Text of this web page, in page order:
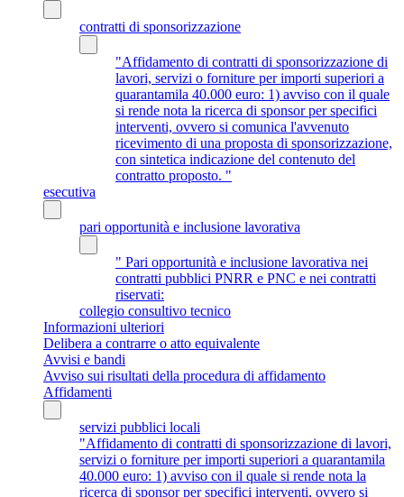
contratti di sponsorizzazione
"Affidamento di contratti di sponsorizzazione di
lavori, servizi o forniture per importi superiori a
quarantamila 40.000 euro: 1) avviso con il quale
si rende nota la ricerca di sponsor per specifici
interventi, ovvero si comunica l'avvenuto
ricevimento di una proposta di sponsorizzazione,
con sintetica indicazione del contenuto del
contratto proposto. "
esecutiva
pari opportunità e inclusione lavorativa
" Pari opportunità e inclusione lavorativa nei
contratti pubblici PNRR e PNC e nei contratti
riservati:
collegio consultivo tecnico
Informazioni ulteriori
Delibera a contrarre o atto equivalente
Avvisi e bandi
Avviso sui risultati della procedura di affidamento
Affidamenti
servizi pubblici locali
"Affidamento di contratti di sponsorizzazione di lavori,
servizi o forniture per importi superiori a quarantamila
40.000 euro: 1) avviso con il quale si rende nota la
ricerca di sponsor per specifici interventi, ovvero si